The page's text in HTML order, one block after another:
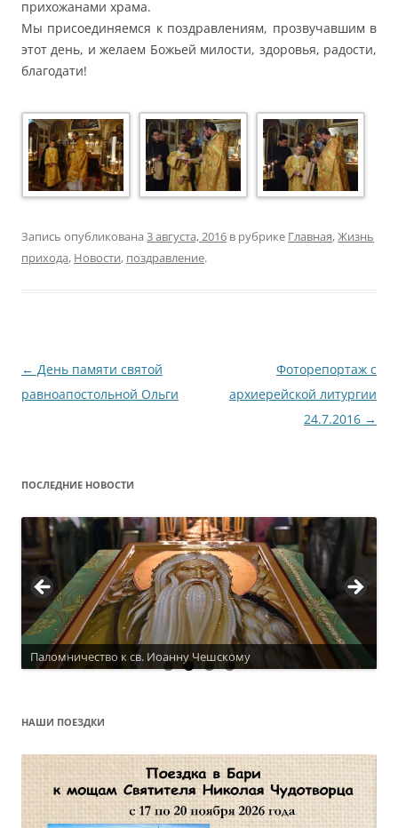
прихожанами храма.
Мы присоединяемся к поздравлениям, прозвучавшим в
этот день, и желаем Божьей милости, здоровья, радости,
благодати!
Запись опубликована 3 августа, 2016 в рубрике Главная,Жизнь
прихода, Новости, поздравление.
Навигация
по
← День памяти святой
равноапостольной Ольги
Фоторепортаж с
архиерейской литургии
24.7.2016 →
ПОСЛЕДНИЕ НОВОСТИ
Паломничество к св. Иоанну Чешскому
НАШИ ПОЕЗДКИ